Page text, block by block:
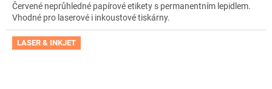
Červené neprůhledné papírové etikety s permanentním lepidlem.
Vhodné pro laserové i inkoustové tiskárny.
LASER & INKJET